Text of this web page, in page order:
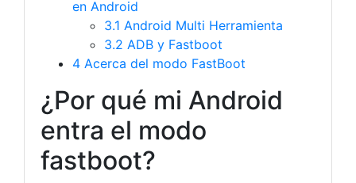
en Android
3.1 Android Multi Herramienta
3.2 ADB y Fastboot
4 Acerca del modo FastBoot
¿Por qué mi Android
entra el modo
fastboot?